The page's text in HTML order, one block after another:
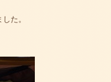
た。